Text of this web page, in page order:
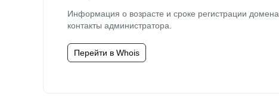
Информация о возрасте и сроке регистрации домена,
контакты администратора.
Перейти в Whois